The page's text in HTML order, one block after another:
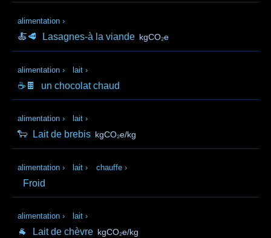
alimentation ›
🍝🥩 Lasagnes-à la viande kgCO₂e
alimentation › lait ›
☕🍫 un chocolat chaud
alimentation › lait ›
🐑 Lait de brebis kgCO₂e/kg
alimentation › lait › chauffe ›
Froid
alimentation › lait ›
🐐 Lait de chèvre kgCO₂e/kg